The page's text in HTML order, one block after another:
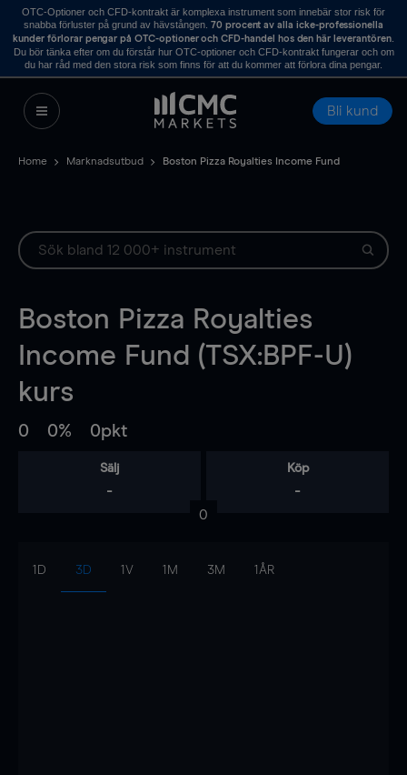
OTC-Optioner och CFD-kontrakt är komplexa instrument som innebär stor risk för
snabba förluster på grund av hävstången. 70 procent av alla icke-professionella
kunder förlorar pengar på OTC-optioner och CFD-handel hos den här leverantören.
Du bör tänka efter om du förstår hur OTC-optioner och CFD-kontrakt fungerar och om
du har råd med den stora risk som finns för att du kommer att förlora dina pengar.
Bli kund
Home Marknadsutbud Boston Pizza Royalties Income Fund
Boston Pizza Royalties
Income Fund (TSX:BPF-U)
kurs
0 0% 0pkt
Sälj
-
Köp
-
0
1D 3D 1V 1M 3M 1ÅR